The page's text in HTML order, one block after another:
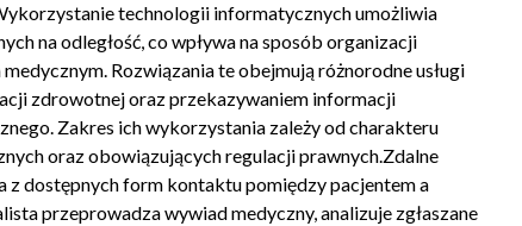
technologii informatycznych umożliwia
na odległość, co wpływa na sposób organizacji
Rozwiązania te obejmują różnorodne usługi
zdrowotnej oraz przekazywaniem informacji
Zakres ich wykorzystania zależy od charakteru
oraz obowiązujących regulacji prawnych.Zdalne
z dostępnych form kontaktu pomiędzy pacjentem a
przeprowadza wywiad medyczny, analizuje zgłaszane